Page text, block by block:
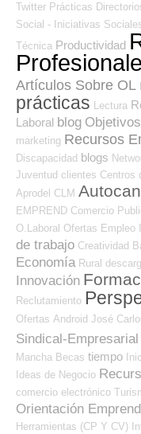
Twitter Prácticas
Social - Iniciativas
Técnica Productividad
Artículos Sobre OL
prácticas Lectura
Laboral blog
marketing Recursos
Discapacidad blogs
Juventud clientes Centros
Aprodel CLM
EMPREND Comercio
O.Laboral Ofertas Empleo
de trabajo Creatividad
Economía Rural
Innovación
Reclutamiento
Ofertas Android José
Sindical-Empresarial
Mancha Becas tiempo
Ideas de Negocio
comercio electrónico
Orientación
Herramientas (CP Y CV)